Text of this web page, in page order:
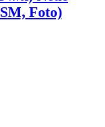
Foto)